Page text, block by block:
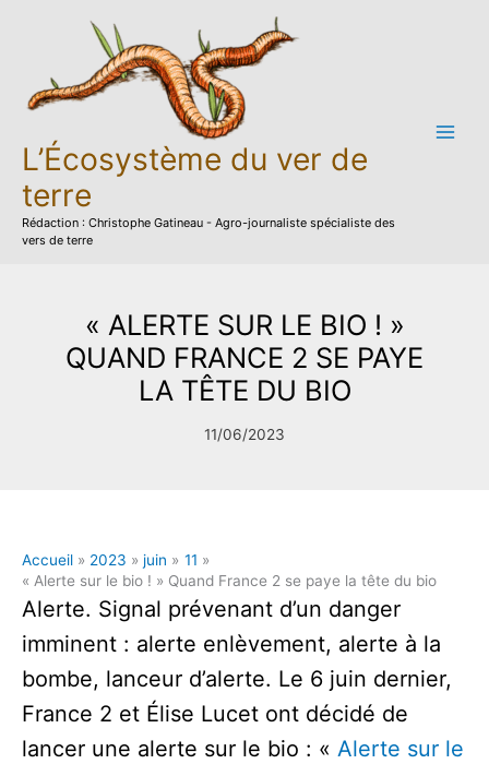
L’Écosystème du ver de
terre
Rédaction : Christophe Gatineau - Agro-journaliste spécialiste des
vers de terre
« ALERTE SUR LE BIO ! »
QUAND FRANCE 2 SE PAYE
LA TÊTE DU BIO
11/06/2023
Accueil 2023 juin
11
« Alerte sur le bio ! » Quand France 2 se paye la tête du bio
Alerte. Signal prévenant d’un danger
imminent : alerte enlèvement, alerte à la
bombe, lanceur d’alerte. Le 6 juin dernier,
France 2 et Élise Lucet ont décidé de
lancer une alerte sur le bio : « Alerte sur le